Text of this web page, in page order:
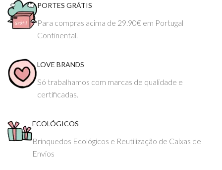
PORTES GRÁTIS
Para compras acima de 29.90€ em Portugal
Continental.
LOVE BRANDS
Só trabalhamos com marcas de qualidade e
certificadas.
ECOLÓGICOS
Brinquedos Ecológicos e Reutilização de Caixas de
Envios